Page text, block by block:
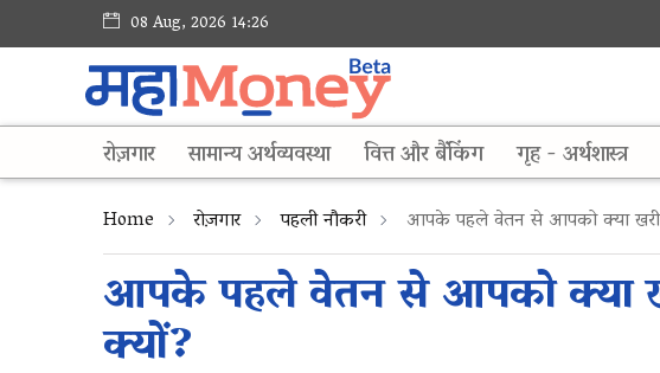
08 Aug, 2026 14:26
रोज़गार सामान्य अर्थव्यवस्था वित्त और बैंकिंग गृह - अर्थशास्त्र
Home रोज़गार पहली नौकरी आपके पहले वेतन से आपको क्या
आपके पहले वेतन से आपको क्या
क्यों?